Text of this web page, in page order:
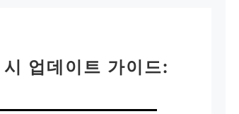
업데이트 가이드: